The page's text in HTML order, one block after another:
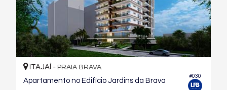
#030
ITAJAÍ - PRAIA BRAVA
Apartamento no Edifício Jardins da Brava